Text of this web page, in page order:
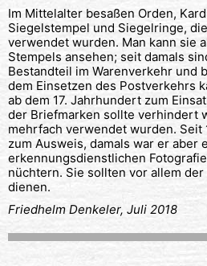
Im Mittelalter besaßen Orden,
Siegelstempel und Siegelringe,
verwendet wurden. Man kann sie
Stempels ansehen; seit damals
Bestandteil im Warenverkehr und
dem Einsetzen des Postverkehrs
ab dem 17. Jahrhundert zum
der Briefmarken sollte verhindert
mehrfach verwendet wurden. Seit
zum Ausweis, damals war er aber
erkennungsdienstlichen
nüchtern. Sie sollten vor allem
dienen.
Friedhelm Denkeler, Juli 2018